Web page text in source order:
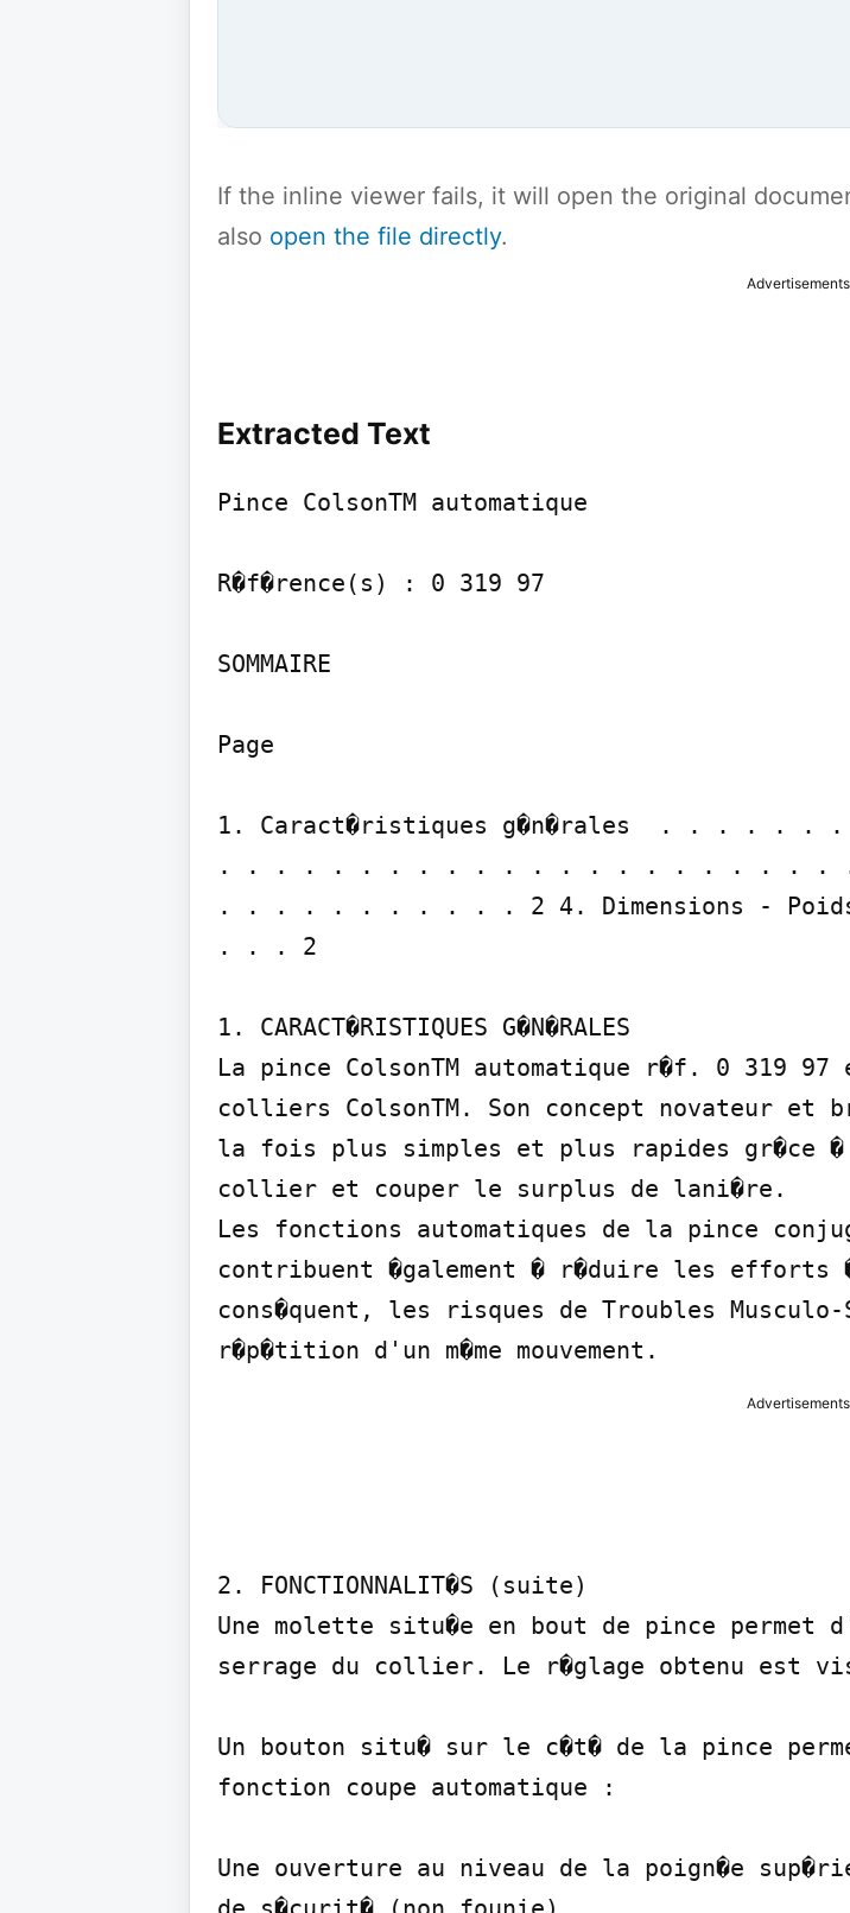
If the inline viewer fails, it will open the original
also open the file directly.
Advertisements
Extracted Text
Pince ColsonTM automatique
R�f�rence(s) : 0 319 97
SOMMAIRE
Page
1. Caract�ristiques g�n�rales  . . . . .
. . . . . . . . . . . . . . . . . . . . . . . 1 3.
. . . . . . . . . . . 2 4. Dimensions -
. . . 2
1. CARACT�RISTIQUES G�N�RALES
La pince ColsonTM automatique r�f. 0 319
colliers ColsonTM. Son concept novateur et
la fois plus simples et plus rapides gr�ce
collier et couper le surplus de lani�re.
Les fonctions automatiques de la pince
contribuent �galement � r�duire les
cons�quent, les risques de Troubles
r�p�tition d'un m�me mouvement.
Advertisements
2. FONCTIONNALIT�S (suite)
Une molette situ�e en bout de pince permet
serrage du collier. Le r�glage obtenu est
Un bouton situ� sur le c�t� de la pince
fonction coupe automatique :
Une ouverture au niveau de la poign�e